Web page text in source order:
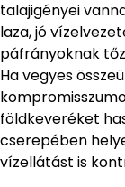
talajigényei
laza, jó
páfrányoknak
Ha vegyes
földkeveréket
cserepében
vízellátást is